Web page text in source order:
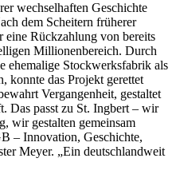
wechselhaften Geschichte
dem Scheitern früherer
eine Rückzahlung von bereits
Millionenbereich. Durch
ehemalige Stockwerksfabrik als
konnte das Projekt gerettet
Vergangenheit, gestaltet
Das passt zu St. Ingbert – wir
wir gestalten gemeinsam
– Innovation, Geschichte,
Meyer. „Ein deutschlandweit